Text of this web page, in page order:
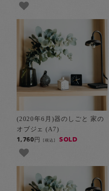
(2020年6月)器のしごと 家の
オブジェ (A7)
1,760円[税込] SOLD